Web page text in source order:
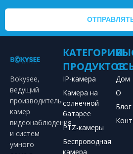
Bokysee,
ведущий
производитель
камер
видеонаблюдения
и систем
умного
КАТЕГОРИИ
ПРОДУКТОВ
IP-камера
Камера на
солнечной
батарее
PTZ-камеры
Беспроводная
камера
Дом
О
Блог